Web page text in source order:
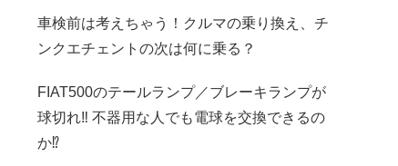
車検前は考えちゃう！クルマの乗り換え、チ
ンクエチェントの次は何に乗る？
FIAT500のテールランプ／ブレーキランプが
球切れ‼ 不器用な人でも電球を交換できるの
か⁉